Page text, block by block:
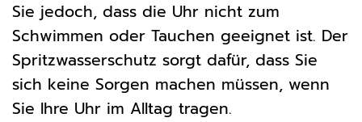
Sie jedoch, dass die Uhr nicht zum
Schwimmen oder Tauchen geeignet ist. Der
Spritzwasserschutz sorgt dafür, dass Sie
sich keine Sorgen machen müssen, wenn
Sie Ihre Uhr im Alltag tragen.